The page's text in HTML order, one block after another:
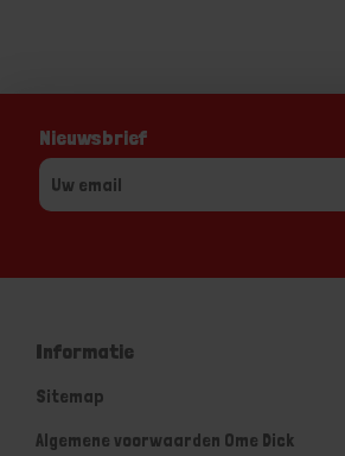
Nieuwsbrief
Informatie
Sitemap
Algemene voorwaarden Ome Dick